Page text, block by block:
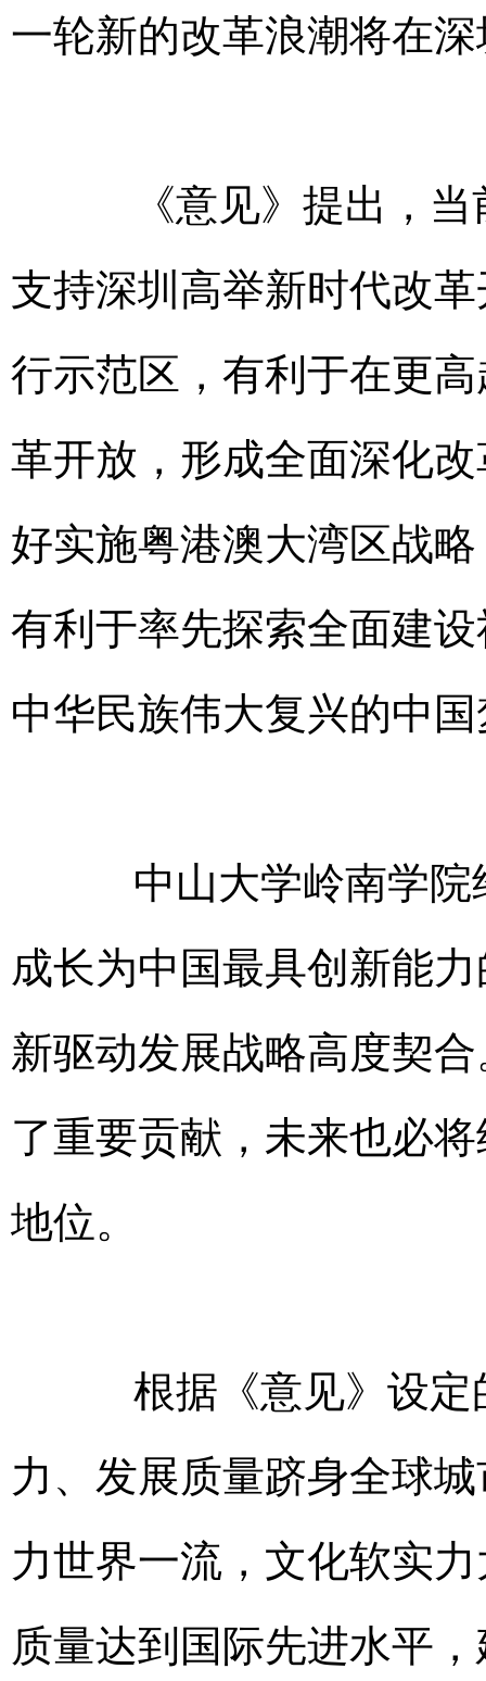
一轮新的改革浪潮将在
《意见》提出，当
支持深圳高举新时代改
行示范区，有利于在更
革开放，形成全面深化
好实施粤港澳大湾区战
有利于率先探索全面建
中华民族伟大复兴的中
中山大学岭南学院
成长为中国最具创新能
新驱动发展战略高度契
了重要贡献，未来也必
地位。
根据《意见》设定
力、发展质量跻身全球
力世界一流，文化软实
质量达到国际先进水平